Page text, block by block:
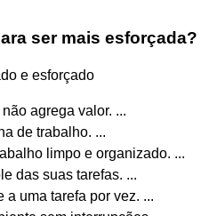
ser mais esforçada?
e esforçado
agrega valor. ...
de trabalho. ...
limpo e organizado. ...
das suas tarefas. ...
a uma tarefa por vez. ...